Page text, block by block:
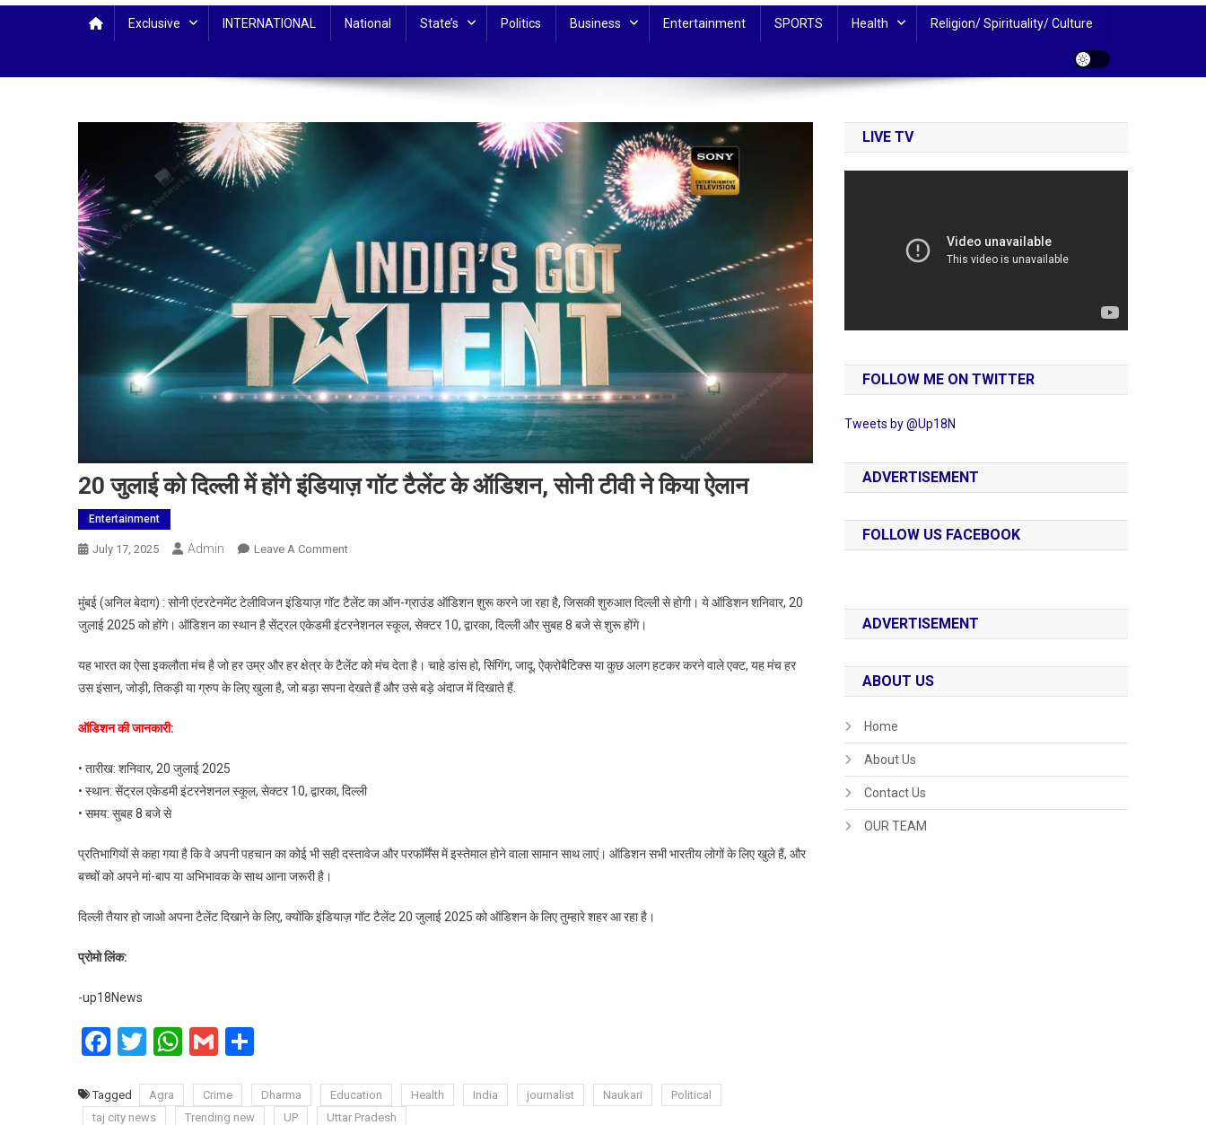
Exclusive INTERNATIONAL National State’s Politics Business Entertainment SPORTS Health Religion/ Spirituality/ Culture
20 जुलाई को दिल्ली में होंगे इंडियाज़ गॉट टैलेंट के ऑडिशन, सोनी टीवी ने किया ऐलान
Entertainment
July 17, 2025 Admin Leave A CommentOn
को
दिल्ली
होंगे
इंडियाज़
सोनी
किया
मुंबई (अनिल बेदाग) : सोनी एंटरटेनमेंट टेलीविजन इंडियाज़ गॉट टैलेंट का ऑन-ग्राउंड ऑडिशन शुरू करने जा रहा है, जिसकी शुरुआत दिल्ली से होगी। ये ऑडिशन शनिवार, 20
जुलाई 2025 को होंगे। ऑडिशन का स्थान है सेंट्रल एकेडमी इंटरनेशनल स्कूल, सेक्टर 10, द्वारका, दिल्ली और सुबह 8 बजे से शुरू होंगे।
यह भारत का ऐसा इकलौता मंच है जो हर उम्र और हर क्षेत्र के टैलेंट को मंच देता है। चाहे डांस हो, सिंगिंग, जादू, ऐक्रोबैटिक्स या कुछ अलग हटकर करने वाले एक्ट, यह मंच हर
उस इंसान, जोड़ी, तिकड़ी या ग्रुप के लिए खुला है, जो बड़ा सपना देखते हैं और उसे बड़े अंदाज में दिखाते हैं.
ऑडिशन की जानकारी:
• तारीख: शनिवार, 20 जुलाई 2025
• स्थान: सेंट्रल एकेडमी इंटरनेशनल स्कूल, सेक्टर 10, द्वारका, दिल्ली
• समय: सुबह 8 बजे से
प्रतिभागियों से कहा गया है कि वे अपनी पहचान का कोई भी सही दस्तावेज और परफॉर्मेंस में इस्तेमाल होने वाला सामान साथ लाएं। ऑडिशन सभी भारतीय लोगों के लिए खुले हैं, और
बच्चों को अपने मां-बाप या अभिभावक के साथ आना जरूरी है।
दिल्ली तैयार हो जाओ अपना टैलेंट दिखाने के लिए, क्योंकि इंडियाज़ गॉट टैलेंट 20 जुलाई 2025 को ऑडिशन के लिए तुम्हारे शहर आ रहा है।
प्रोमो लिंक:
-up18News
Facebook
Twitter
WhatsApp
Gmail
Tagged Agra Crime Dharma Education Health India journalist Naukari
Political
taj city news
Trending new UP Uttar Pradesh
LIVE TV
FOLLOW ME ON TWITTER
Tweets by @Up18N
ADVERTISEMENT
FOLLOW US FACEBOOK
ADVERTISEMENT
ABOUT US
Home
About Us
Contact Us
OUR TEAM